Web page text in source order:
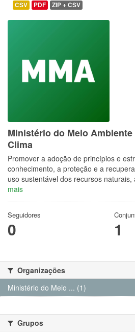
CSV PDF ZIP + CSV
Ministério do Meio
Clima
Promover a adoção de princípios e
conhecimento, a proteção e a
uso sustentável dos recursos naturais,
mais
Seguidores
0 1
Organizações
Ministério do Meio ... (1)
Grupos